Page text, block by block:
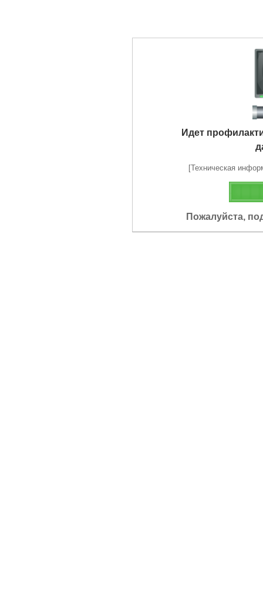
Идет
[Техническая
Пожалуйста,